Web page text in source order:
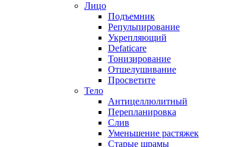
Лицо
Подъемник
Репульпирование
Укрепляющий
Defaticare
Тонизирование
Отшелушивание
Просветите
Тело
Антицеллюлитный
Перепланировка
Слив
Уменьшение растяжек
Старые шрамы